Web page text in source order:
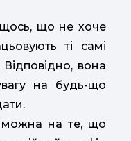
що не хоче
ті самі
вона
на будь-що
можна на те, що